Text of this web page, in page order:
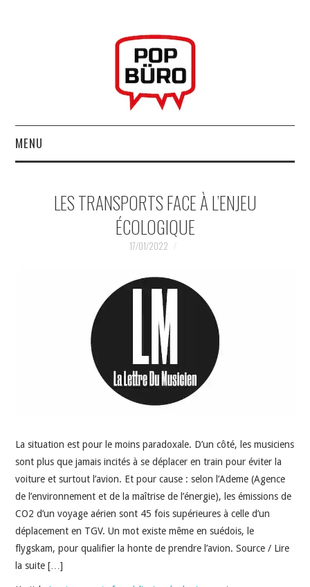
MENU
MUSIQUESACTUELLES.NET
INDÉPENDANTS
LES TRANSPORTS FACE À L’ENJEU
ÉCOLOGIQUE
17/01/2022
La situation est pour le moins paradoxale. D’un côté, les musiciens
sont plus que jamais incités à se déplacer en train pour éviter la
voiture et surtout l’avion. Et pour cause : selon l’Ademe (Agence
de l’environnement et de la maîtrise de l’énergie), les émissions de
CO2 d’un voyage aérien sont 45 fois supérieures à celle d’un
déplacement en TGV. Un mot existe même en suédois, le
flygskam, pour qualifier la honte de prendre l’avion. Source / Lire
la suite […]